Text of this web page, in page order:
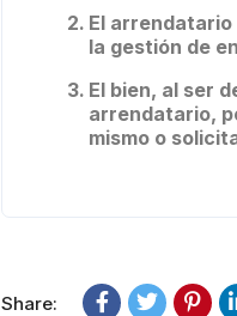
El
la gestión de
El bien, al ser
arrendatario,
mismo o
Share: